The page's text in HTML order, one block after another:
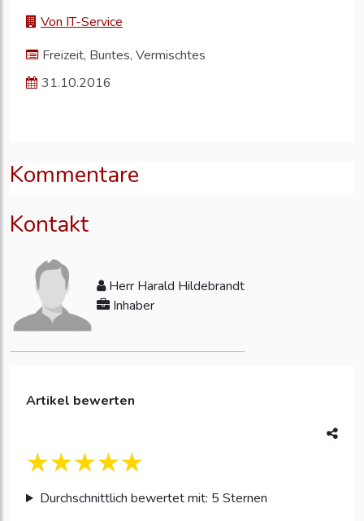
Von IT-Service
Freizeit, Buntes, Vermischtes
31.10.2016
Kommentare
Kontakt
Herr Harald Hildebrandt
Inhaber
Artikel bewerten
Durchschnittlich bewertet mit: 5 Sternen